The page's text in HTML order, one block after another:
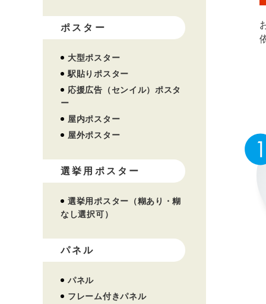
ポスター
大型ポスター
駅貼りポスター
応援広告（センイル）ポスタ
ー
屋内ポスター
屋外ポスター
選挙用ポスター
選挙用ポスター（糊あり・糊
なし選択可）
パネル
パネル
フレーム付きパネル